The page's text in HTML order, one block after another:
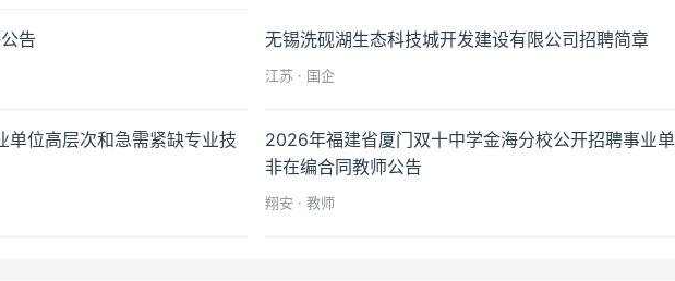
告 无锡洗砚湖生态科技城开发建设有限公司招聘简章
江苏 · 国企
位高层次和急需紧缺专业技
2026年福建省厦门双十中学金海分校公开招聘事业
非在编合同教师公告
翔安 · 教师